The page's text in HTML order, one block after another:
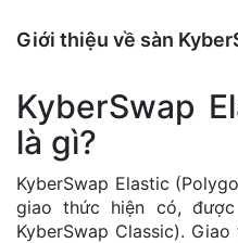
Giới thiệu về sàn
KyberSwap
là gì?
KyberSwap Elastic
giao thức hiện có,
KyberSwap Classic).